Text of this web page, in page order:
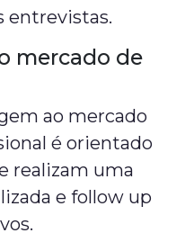
entrevistas.
mercado de
ao mercado
é orientado
realizam uma
e follow up